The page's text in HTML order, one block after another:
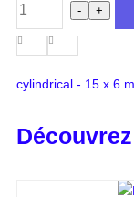
- +
cylindrical - 15 x 6